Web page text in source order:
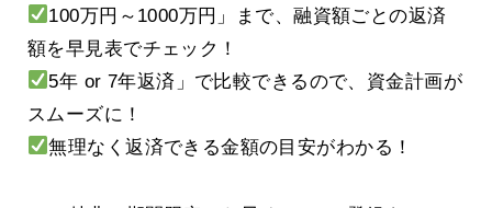
100万円～1000万円」まで、融資額ごとの返済
額を早見表でチェック！
5年 or 7年返済」で比較できるので、資金計画が
スムーズに！
無理なく返済できる金額の目安がわかる！